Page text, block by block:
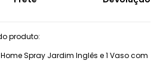
produto:
Spray Jardim Inglês e 1 Vaso com